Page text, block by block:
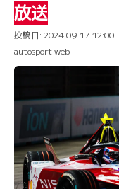
放送
投稿日: 2024.09.17 12:00
autosport web